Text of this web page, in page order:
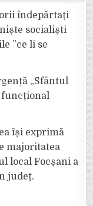
îndepărtați
socialiști
”ce li se
„Sfântul
funcțional
își exprimă
majoritatea
local Focșani a
județ.